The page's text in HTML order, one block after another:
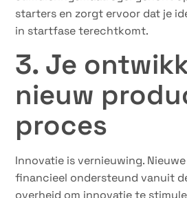
starters en zorgt ervoor dat je
in startfase terechtkomt.
3. Je
nieuw
proces
Innovatie is vernieuwing.
financieel ondersteund vanuit
overheid om innovatie te